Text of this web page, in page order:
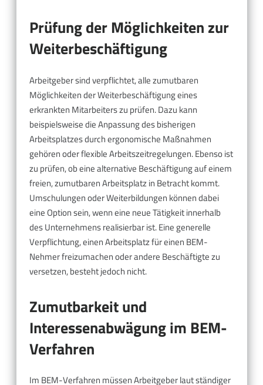
Prüfung der Möglichkeiten zur
Weiterbeschäftigung
Arbeitgeber sind verpflichtet, alle zumutbaren
Möglichkeiten der Weiterbeschäftigung eines
erkrankten Mitarbeiters zu prüfen. Dazu kann
beispielsweise die Anpassung des bisherigen
Arbeitsplatzes durch ergonomische Maßnahmen
gehören oder flexible Arbeitszeitregelungen. Ebenso ist
zu prüfen, ob eine alternative Beschäftigung auf einem
freien, zumutbaren Arbeitsplatz in Betracht kommt.
Umschulungen oder Weiterbildungen können dabei
eine Option sein, wenn eine neue Tätigkeit innerhalb
des Unternehmens realisierbar ist. Eine generelle
Verpflichtung, einen Arbeitsplatz für einen BEM-
Nehmer freizumachen oder andere Beschäftigte zu
versetzen, besteht jedoch nicht.
Zumutbarkeit und
Interessenabwägung im BEM-
Verfahren
Im BEM-Verfahren müssen Arbeitgeber laut ständiger